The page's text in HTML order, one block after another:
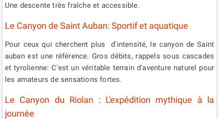
Une descente très fraîche et accessible.
Le Canyon de Saint Auban: Sportif et aquatique
Pour ceux qui cherchent plus d'intensité, le canyon de Saint
auban est une référence. Gros débits, rappels sous cascades
et tyrolienne: C'est un véritable terrain d'aventure naturel pour
les amateurs de sensations fortes.
Le Canyon du Riolan : L'expédition mythique à la
journée